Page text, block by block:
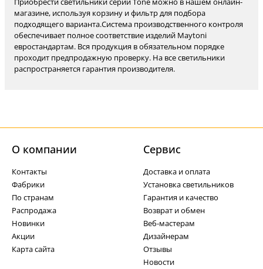
магазине, используя корзину и фильтр для подбора
подходящего варианта.Система производственного контроля
обеспечивает полное соответствие изделий Maytoni
евростандартам. Вся продукция в обязательном порядке
проходит предпродажную проверку. На все светильники
распространяется гарантия производителя.
О компании
Контакты
Фабрики
По странам
Распродажа
Новинки
Акции
Карта сайта
Cервис
Доставка и оплата
Установка светильников
Гарантия и качество
Возврат и обмен
Веб-мастерам
Дизайнерам
Отзывы
Новости